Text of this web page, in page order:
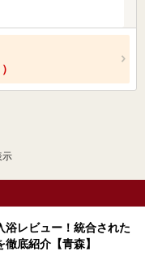
示
浴レビュー！統合された
底紹介【青森】